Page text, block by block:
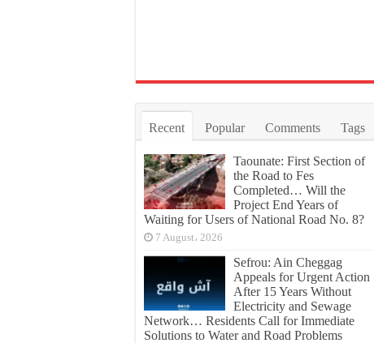
Recent Popular Comments Tags
Taounate: First Section of
the Road to Fes
Completed… Will the
Project End Years of
Waiting for Users of National Road No. 8?
7 August، 2026
Sefrou: Ain Cheggag
Appeals for Urgent Action
After 15 Years Without
Electricity and Sewage
Network… Residents Call for Immediate
Solutions to Water and Road Problems